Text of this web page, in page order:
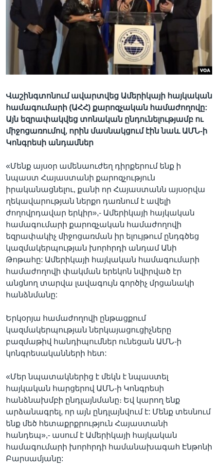
Լեզուներ
Վաշինգտոնում ավարտվեց Ամերիկայի հայկական
համագումարի (ԱՀՀ) քարոզչական համաժողովը:
Այն եզրափակվեց տոնական ընդունելությամբ ու
միջոցառումով, որին մասնակցում էին նաև ԱՄՆ-ի
Կոնգրեսի անդամներ
«Մենք այսօր ամենաուժեղ դիրքերում ենք ի
նպաստ Հայաստանի քարոզչություն
իրականացնելու, քանի որ Հայաստանն այսօրվա
ղեկավարության ներքո դառնում է ավելի
ժողովրդավար երկիր»,- Ամերիկայի հայկական
համագումարի քարոզչական համաժողովի
եզրափակիչ միջոցառման իր ելույթում ընդգծեց
կազմակերպության խորհրդի անդամ Անի
Թոթահը: Ամերիկայի հայկական համագումարի
համաժողովի փակման երեկոն նվիրված էր
անցնող տարվա լավագույն գործիչ մրցանակի
հանձնմանը:
Երկօրյա համաժողովի ընթացքում
կազմակերպության ներկայացուցիչները
բազմաթիվ հանդիպումներ ունեցան ԱՄՆ-ի
կոնգրեսականների հետ:
«Մեր նպատակներից է մեկն է նպաստել
հայկական հարցերով ԱՄՆ-ի Կոնգրեսի
հանձնախմբի ընդլայնմանը։ Եվ կարող ենք
արձանագրել, որ այն ընդլայնվում է: Մենք տեսնում
ենք մեծ հետաքրքրություն Հայաստանի
հանդեպ»,- ասում է Ամերիկայի հայկական
համագումարի խորհրդի համանախագահ Էնթոնի
Բարսամյանը: